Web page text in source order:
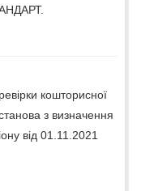
кошторисної
з визначення
від 01.11.2021